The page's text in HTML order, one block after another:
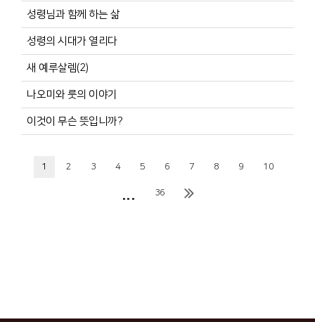
성령님과 함께 하는 삶
성령의 시대가 열리다
새 예루살렘(2)
나오미와 룻의 이야기
이것이 무슨 뜻입니까?
1 2 3 4 5 6 7 8 9 10
... 36